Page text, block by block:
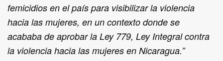
femicidios en el país para visibilizar la violencia
hacia las mujeres, en un contexto donde se
acababa de aprobar la Ley 779, Ley Integral contra
la violencia hacia las mujeres en Nicaragua.”